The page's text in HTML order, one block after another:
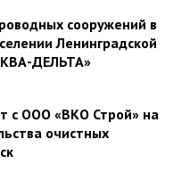
сооружений в
Ленинградской
ДЕЛЬТА»
с ООО «ВКО Строй» на
очистных